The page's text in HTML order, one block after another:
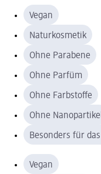
Vegan
Naturkosmetik
Ohne Parabene
Ohne Parfüm
Ohne Farbstoffe
Ohne
Besonders für
Vegan